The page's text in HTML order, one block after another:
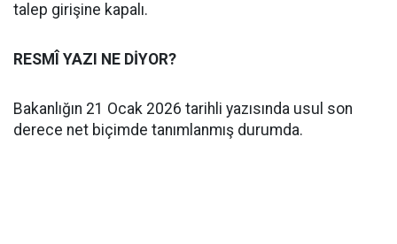
talep girişine kapalı.
RESMÎ YAZI NE DİYOR?
Bakanlığın 21 Ocak 2026 tarihli yazısında usul son
derece net biçimde tanımlanmış durumda.